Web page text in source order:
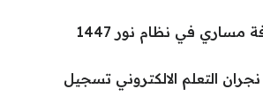
في نظام نور 1447
التعلم الالكتروني تسجيل